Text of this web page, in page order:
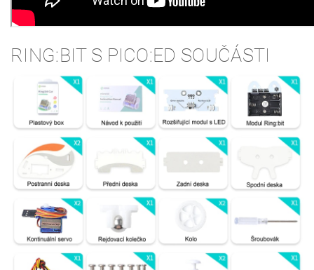
RING:BIT S PICO:ED SOUČÁSTI